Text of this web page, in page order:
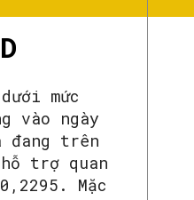
mức
vào ngày
đang trên
hỗ trợ quan
Mặc